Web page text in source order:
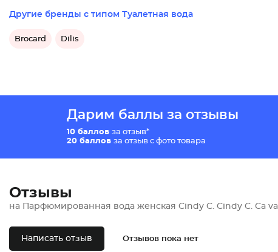
Другие бренды с типом Туалетная вода
Brocard Dilis
Дарим баллы за отзывы
10 баллов за отзыв*
20 баллов за отзыв с фото товара
Отзывы
на Парфюмированная вода женская Cindy C. Cindy C. Ca va
Написать отзыв Отзывов пока нет